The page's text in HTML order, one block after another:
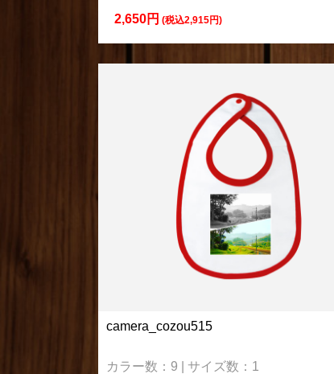
2,650円 (税込2,915円)
camera_cozou515
カラー数：9 | サイズ数：1